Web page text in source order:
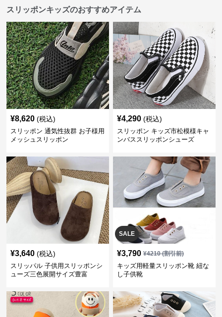
スリッポンキッズのおすすめアイテム
¥8,620 (税込)
スリッポン 通気性抜群 お子様用
メッシュスリッポン
¥4,290 (税込)
スリッポン キッズ市松模様キャ
ンバススリッポンシューズ
¥3,640 (税込)
スリッパル 子供用スリッポンシ
ューズ三色展開サイズ豊富
SALE
¥3,790 ¥4210(割引前)
キッズ用軽量スリッポン靴 紐な
し子供靴